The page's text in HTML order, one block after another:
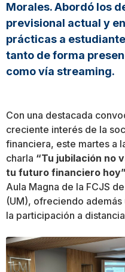
Morales. Abordó los
previsional actual y
prácticas a
tanto de forma
como vía streaming.
Con una destacada
creciente interés de la
financiera, este martes a
charla “Tu jubilación no
tu futuro financiero hoy”
Aula Magna de la FCJS
(UM), ofreciendo
la participación a